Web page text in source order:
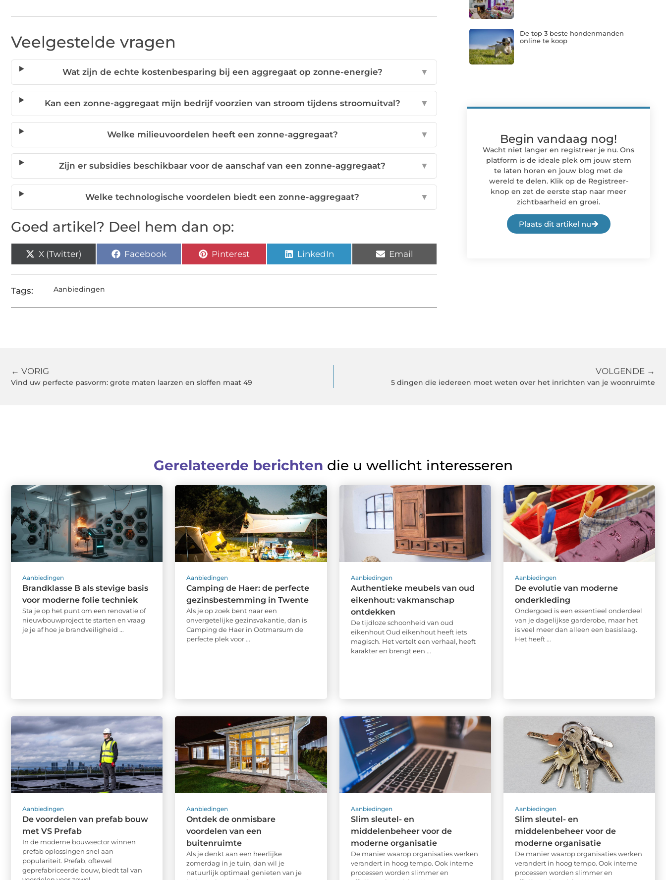
Veelgestelde vragen
Wat zijn de echte kostenbesparing bij een aggregaat op zonne-energie? ▼
Kan een zonne-aggregaat mijn bedrijf voorzien van stroom tijdens stroomuitval? ▼
Welke milieuvoordelen heeft een zonne-aggregaat? ▼
Zijn er subsidies beschikbaar voor de aanschaf van een zonne-aggregaat? ▼
Welke technologische voordelen biedt een zonne-aggregaat? ▼
Goed artikel? Deel hem dan op:
X (Twitter) Facebook Pinterest LinkedIn Email
Tags: Aanbiedingen
De top 3 beste hondenmanden
online te koop
Begin vandaag nog!
Wacht niet langer en registreer je nu. Ons
platform is de ideale plek om jouw stem
te laten horen en jouw blog met de
wereld te delen. Klik op de Registreer-
knop en zet de eerste stap naar meer
zichtbaarheid en groei.
Plaats dit artikel nu
← VORIG
Vind uw perfecte pasvorm: grote maten laarzen en sloffen maat 49
VOLGENDE →
5 dingen die iedereen moet weten over het inrichten van je woonruimte
Gerelateerde berichten die u wellicht interesseren
Aanbiedingen
Brandklasse B als stevige basis
voor moderne folie techniek
Sta je op het punt om een renovatie of
nieuwbouwproject te starten en vraag
je je af hoe je brandveiligheid ...
Aanbiedingen
Camping de Haer: de perfecte
gezinsbestemming in Twente
Als je op zoek bent naar een
onvergetelijke gezinsvakantie, dan is
Camping de Haer in Ootmarsum de
perfecte plek voor ...
Aanbiedingen
Authentieke meubels van oud
eikenhout: vakmanschap
ontdekken
De tijdloze schoonheid van oud
eikenhout Oud eikenhout heeft iets
magisch. Het vertelt een verhaal, heeft
karakter en brengt een ...
Aanbiedingen
De evolutie van moderne
onderkleding
Ondergoed is een essentieel onderdeel
van je dagelijkse garderobe, maar het
is veel meer dan alleen een basislaag.
Het heeft ...
Aanbiedingen
De voordelen van prefab bouw
met VS Prefab
In de moderne bouwsector winnen
prefab oplossingen snel aan
populariteit. Prefab, oftewel
geprefabriceerde bouw, biedt tal van
Aanbiedingen
Ontdek de onmisbare
voordelen van een
buitenruimte
Als je denkt aan een heerlijke
zomerdag in je tuin, dan wil je
natuurlijk optimaal genieten van je
Aanbiedingen
Slim sleutel- en
middelenbeheer voor de
moderne organisatie
De manier waarop organisaties werken
verandert in hoog tempo. Ook interne
processen worden slimmer en
Aanbiedingen
Slim sleutel- en
middelenbeheer voor de
moderne organisatie
De manier waarop organisaties werken
verandert in hoog tempo. Ook interne
processen worden slimmer en